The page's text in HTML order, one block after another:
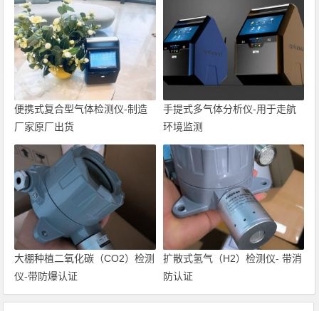
便携式复合型气体检测仪-制造
厂家原厂出货
手提式多气体分析仪-用于走航
环境监测
大棚种植二氧化碳（CO2）检测
仪-带防爆认证
扩散式氢气（H2）检测仪- 带消
防认证